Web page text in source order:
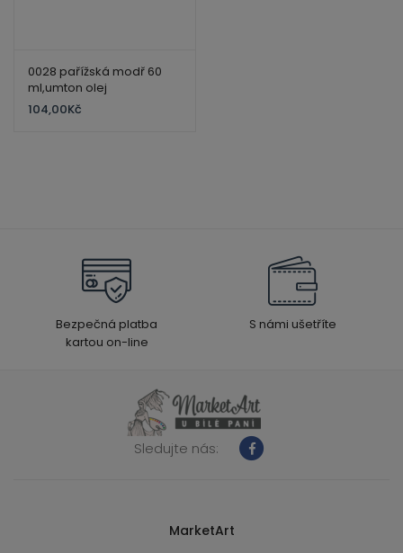
0028 pařížská modř 60
ml,umton olej
104,00Kč
Bezpečná platba
kartou on-line
S námi ušetříte
Sledujte nás:
MarketArt